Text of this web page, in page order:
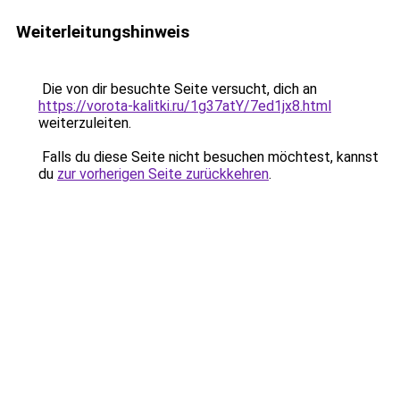
Weiterleitungshinweis
Die von dir besuchte Seite versucht, dich an
https://vorota-kalitki.ru/1g37atY/7ed1jx8.html
weiterzuleiten.
Falls du diese Seite nicht besuchen möchtest, kannst
du zur vorherigen Seite zurückkehren.